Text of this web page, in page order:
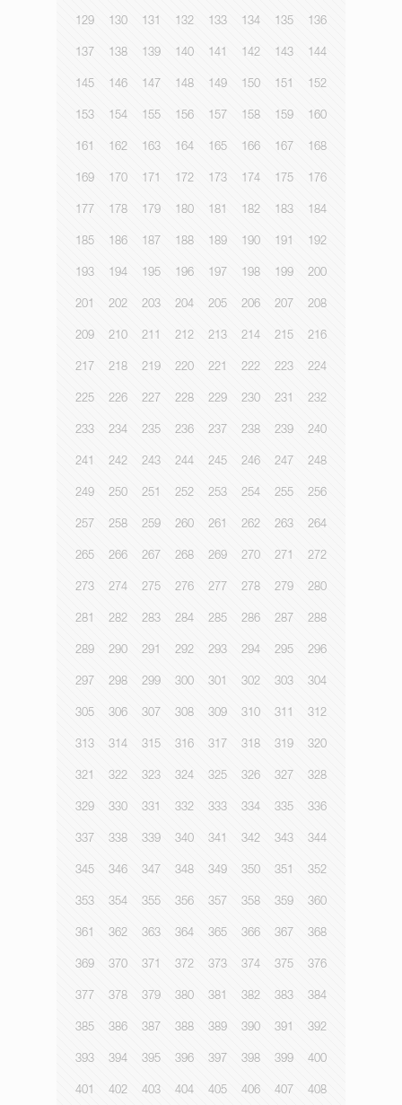
129 130 131 132 133 134 135 136
137 138 139 140 141 142 143 144
145 146 147 148 149 150 151 152
153 154 155 156 157 158 159 160
161 162 163 164 165 166 167 168
169 170 171 172 173 174 175 176
177 178 179 180 181 182 183 184
185 186 187 188 189 190 191 192
193 194 195 196 197 198 199 200
201 202 203 204 205 206 207 208
209 210 211 212 213 214 215 216
217 218 219 220 221 222 223 224
225 226 227 228 229 230 231 232
233 234 235 236 237 238 239 240
241 242 243 244 245 246 247 248
249 250 251 252 253 254 255 256
257 258 259 260 261 262 263 264
265 266 267 268 269 270 271 272
273 274 275 276 277 278 279 280
281 282 283 284 285 286 287 288
289 290 291 292 293 294 295 296
297 298 299 300 301 302 303 304
305 306 307 308 309 310 311 312
313 314 315 316 317 318 319 320
321 322 323 324 325 326 327 328
329 330 331 332 333 334 335 336
337 338 339 340 341 342 343 344
345 346 347 348 349 350 351 352
353 354 355 356 357 358 359 360
361 362 363 364 365 366 367 368
369 370 371 372 373 374 375 376
377 378 379 380 381 382 383 384
385 386 387 388 389 390 391 392
393 394 395 396 397 398 399 400
401 402 403 404 405 406 407 408